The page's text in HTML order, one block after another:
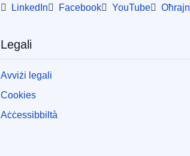
LinkedIn Facebook YouTube Oħrajn
Legali
Avviżi legali
Cookies
Aċċessibbiltà